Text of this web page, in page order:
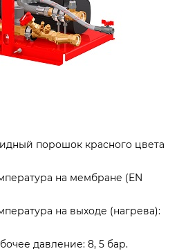
порошок красного цвета
на мембране (EN
на выходе (нагрева):
давление: 8, 5 бар.